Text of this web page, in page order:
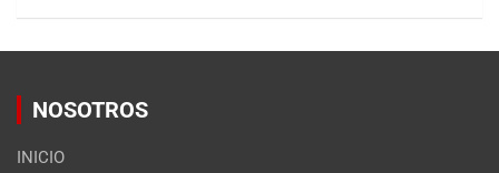
NOSOTROS
INICIO